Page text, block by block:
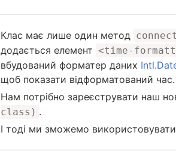
Клас має лише один метод
додається елемент <time-
вбудований форматер даних
щоб показати відформатований час.
Нам потрібно зареєструвати наш
class) .
І тоді ми зможемо